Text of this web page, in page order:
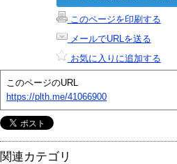
このページを印刷する
メールでURLを送る
お気に入りに追加する
このページのURL
https://plth.me/41066900
関連カテゴリ